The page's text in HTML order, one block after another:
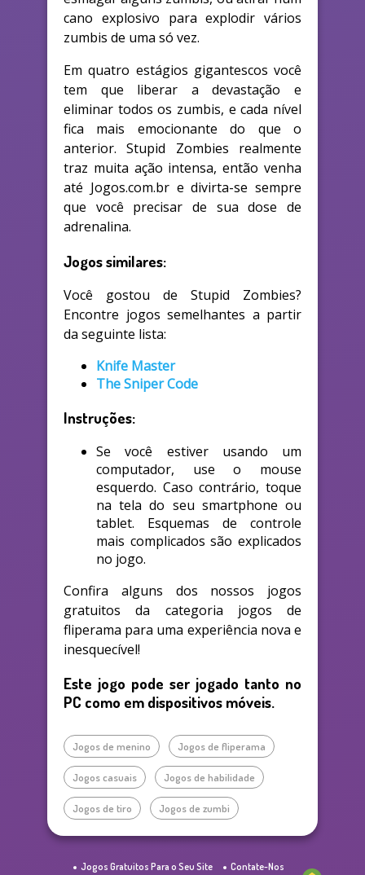
cano explosivo para explodir vários
zumbis de uma só vez.
Em quatro estágios gigantescos você
tem que liberar a devastação e
eliminar todos os zumbis, e cada nível
fica mais emocionante do que o
anterior. Stupid Zombies realmente
traz muita ação intensa, então venha
até Jogos.com.br e divirta-se sempre
que você precisar de sua dose de
adrenalina.
Jogos similares:
Você gostou de Stupid Zombies?
Encontre jogos semelhantes a partir
da seguinte lista:
Knife Master
The Sniper Code
Instruções:
Se você estiver usando um
computador, use o mouse
esquerdo. Caso contrário, toque
na tela do seu smartphone ou
tablet. Esquemas de controle
mais complicados são explicados
no jogo.
Confira alguns dos nossos jogos
gratuitos da categoria jogos de
fliperama para uma experiência nova e
inesquecível!
Este jogo pode ser jogado tanto no
PC como em dispositivos móveis.
Jogos de menino Jogos de fliperama
Jogos casuais Jogos de habilidade
Jogos de tiro Jogos de zumbi
Jogos Gratuitos Para o Seu Site
Contate-Nos